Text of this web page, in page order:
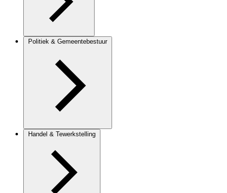
Politiek & Gemeentebestuur
Handel & Tewerkstelling